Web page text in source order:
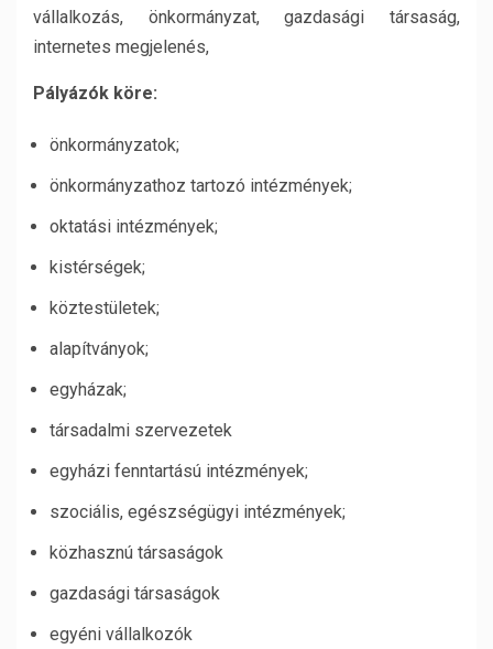
vállalkozás, önkormányzat, gazdasági társaság,
internetes megjelenés,
Pályázók köre:
önkormányzatok;
önkormányzathoz tartozó intézmények;
oktatási intézmények;
kistérségek;
köztestületek;
alapítványok;
egyházak;
társadalmi szervezetek
egyházi fenntartású intézmények;
szociális, egészségügyi intézmények;
közhasznú társaságok
gazdasági társaságok
egyéni vállalkozók